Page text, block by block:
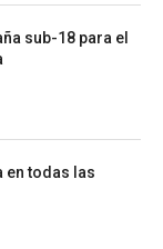
sub-18 para el
en todas las